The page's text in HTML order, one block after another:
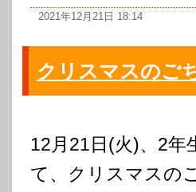
2021年12月21日 18:14
クリスマスのご
12月21日(火)、2年
て、クリスマスの